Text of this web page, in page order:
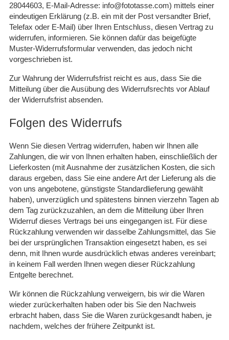
28044603, E-Mail-Adresse: info@fototasse.com) mittels einer
eindeutigen Erklärung (z.B. ein mit der Post versandter Brief,
Telefax oder E-Mail) über Ihren Entschluss, diesen Vertrag zu
widerrufen, informieren. Sie können dafür das beigefügte
Muster-Widerrufsformular verwenden, das jedoch nicht
vorgeschrieben ist.
Zur Wahrung der Widerrufsfrist reicht es aus, dass Sie die
Mitteilung über die Ausübung des Widerrufsrechts vor Ablauf
der Widerrufsfrist absenden.
Folgen des Widerrufs
Wenn Sie diesen Vertrag widerrufen, haben wir Ihnen alle
Zahlungen, die wir von Ihnen erhalten haben, einschließlich der
Lieferkosten (mit Ausnahme der zusätzlichen Kosten, die sich
daraus ergeben, dass Sie eine andere Art der Lieferung als die
von uns angebotene, günstigste Standardlieferung gewählt
haben), unverzüglich und spätestens binnen vierzehn Tagen ab
dem Tag zurückzuzahlen, an dem die Mitteilung über Ihren
Widerruf dieses Vertrags bei uns eingegangen ist. Für diese
Rückzahlung verwenden wir dasselbe Zahlungsmittel, das Sie
bei der ursprünglichen Transaktion eingesetzt haben, es sei
denn, mit Ihnen wurde ausdrücklich etwas anderes vereinbart;
in keinem Fall werden Ihnen wegen dieser Rückzahlung
Entgelte berechnet.
Wir können die Rückzahlung verweigern, bis wir die Waren
wieder zurückerhalten haben oder bis Sie den Nachweis
erbracht haben, dass Sie die Waren zurückgesandt haben, je
nachdem, welches der frühere Zeitpunkt ist.